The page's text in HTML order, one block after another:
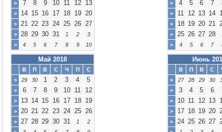
> 7 8 9 10 11 12 13
> 14 15 16 17 18 19 20
> 21 22 23 24 25 26 27
> 28 29 30 31 1 2
3
>
4 5 6 7 8 9 10
> 4 5 6 7
> 11 12 13 14
> 18 19 20 21
> 25 26 27 28
>
4 5 6 7
Май 2018
В П В С Ч П
С
>
29 30 1 2 3 4 5
> 6 7 8 9 10 11 12
> 13 14 15 16 17 18 19
> 20 21 22 23 24 25 26
> 27 28 29 30 31 1
2
Июнь
В П В С
>
27 28 29 30
>
3 4 5 6
> 10 11 12 13
> 17 18 19 20
> 24 25 26 27